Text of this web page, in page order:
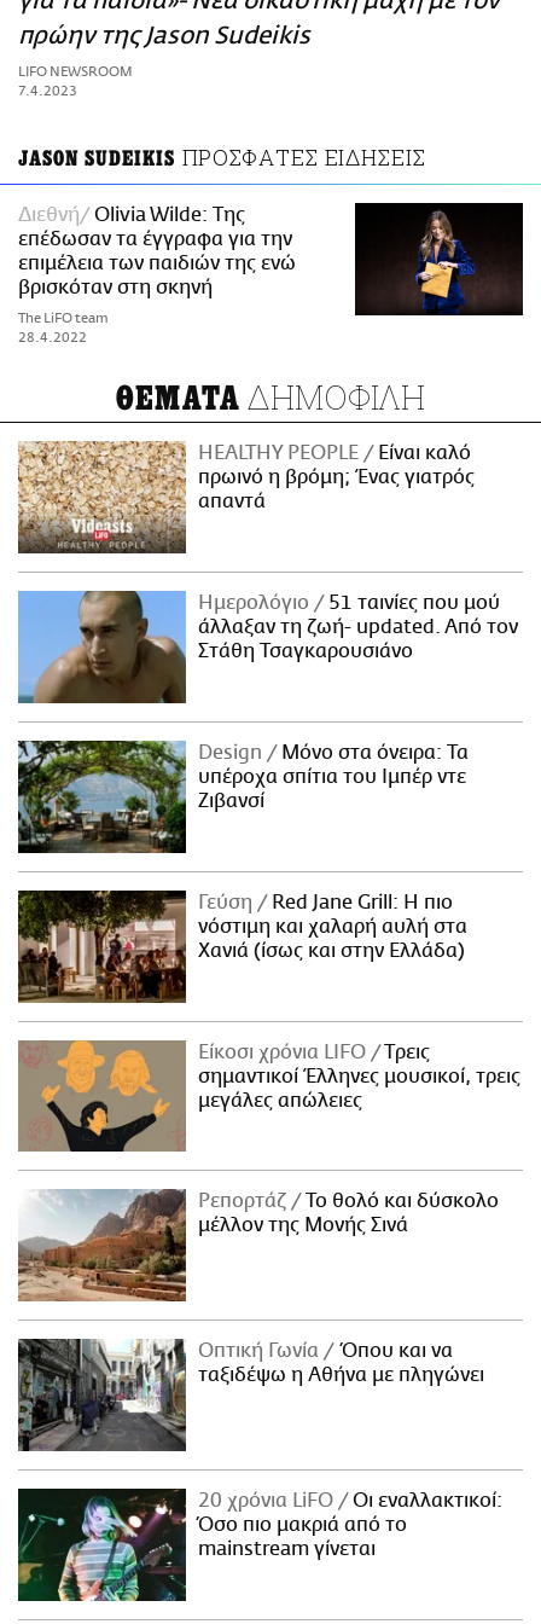
ΑΜΠΑ
PRINT
πρώην της Jason Sudeikis
LIFO NEWSROOM
7.4.2023
JASON SUDEIKIS ΠΡΟΣΦΑΤΕΣ ΕΙΔΗΣΕΙΣ
Διεθνή
Olivia Wilde: Της
επέδωσαν τα έγγραφα για την
επιμέλεια των παιδιών της ενώ
βρισκόταν στη σκηνή
The LiFO team
28.4.2022
ΘΕΜΑΤΑ ΔΗΜΟΦΙΛΗ
HEALTHY PEOPLE
Είναι καλό
πρωινό η βρόμη; Ένας γιατρός
απαντά
Ημερολόγιο
51 ταινίες που μού
άλλαξαν τη ζωή- updated. Aπό τον
Στάθη Τσαγκαρουσιάνο
Design
Μόνο στα όνειρα: Τα
υπέροχα σπίτια του Ιμπέρ ντε
Ζιβανσί
Γεύση
Red Jane Grill: Η πιο
νόστιμη και χαλαρή αυλή στα
Χανιά (ίσως και στην Ελλάδα)
Είκοσι χρόνια LIFO
Tρεις
σημαντικοί Έλληνες μουσικοί, τρεις
μεγάλες απώλειες
Ρεπορτάζ
Το θολό και δύσκολο
μέλλον της Μονής Σινά
Οπτική Γωνία
Όπου και να
ταξιδέψω η Αθήνα με πληγώνει
20 χρόνια LiFO
Οι εναλλακτικοί:
Όσο πιο μακριά από το
mainstream γίνεται